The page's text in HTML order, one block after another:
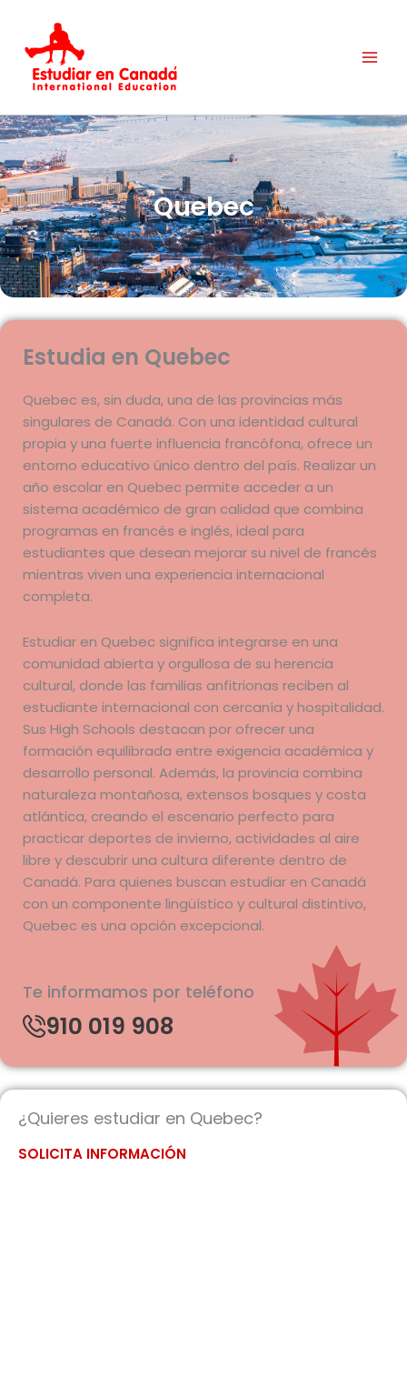
contenido
Quebec
Estudia en Quebec
Quebec es, sin duda, una de las provincias más
singulares de Canadá. Con una identidad cultural
propia y una fuerte influencia francófona, ofrece un
entorno educativo único dentro del país. Realizar un
año escolar en Quebec permite acceder a un
sistema académico de gran calidad que combina
programas en francés e inglés, ideal para
estudiantes que desean mejorar su nivel de francés
mientras viven una experiencia internacional
completa.
Estudiar en Quebec significa integrarse en una
comunidad abierta y orgullosa de su herencia
cultural, donde las familias anfitrionas reciben al
estudiante internacional con cercanía y hospitalidad.
Sus High Schools destacan por ofrecer una
formación equilibrada entre exigencia académica y
desarrollo personal. Además, la provincia combina
naturaleza montañosa, extensos bosques y costa
atlántica, creando el escenario perfecto para
practicar deportes de invierno, actividades al aire
libre y descubrir una cultura diferente dentro de
Canadá. Para quienes buscan estudiar en Canadá
con un componente lingüístico y cultural distintivo,
Quebec es una opción excepcional.
Te informamos por teléfono
910 019 908
¿Quieres estudiar en Quebec?
SOLICITA INFORMACIÓN